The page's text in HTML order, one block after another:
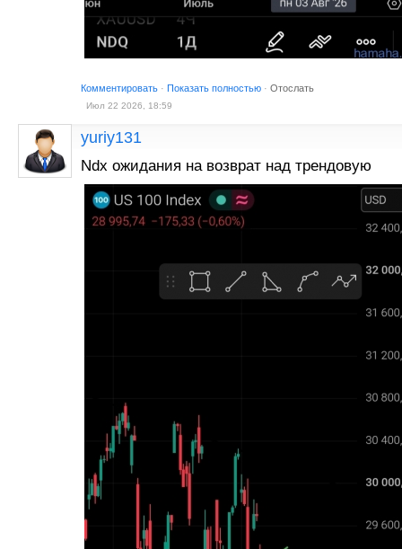
Комментировать · Показать полностью · Отослать
Июл 22 2026, 18:59
yuriy131
Ndx ожидания на возврат над трендовую